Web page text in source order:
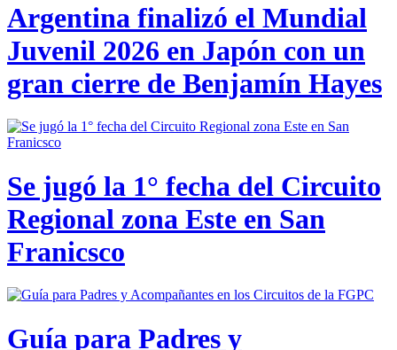
Argentina finalizó el Mundial
Juvenil 2026 en Japón con un
gran cierre de Benjamín Hayes
Se jugó la 1° fecha del Circuito
Regional zona Este en San
Franicsco
Guía para Padres y